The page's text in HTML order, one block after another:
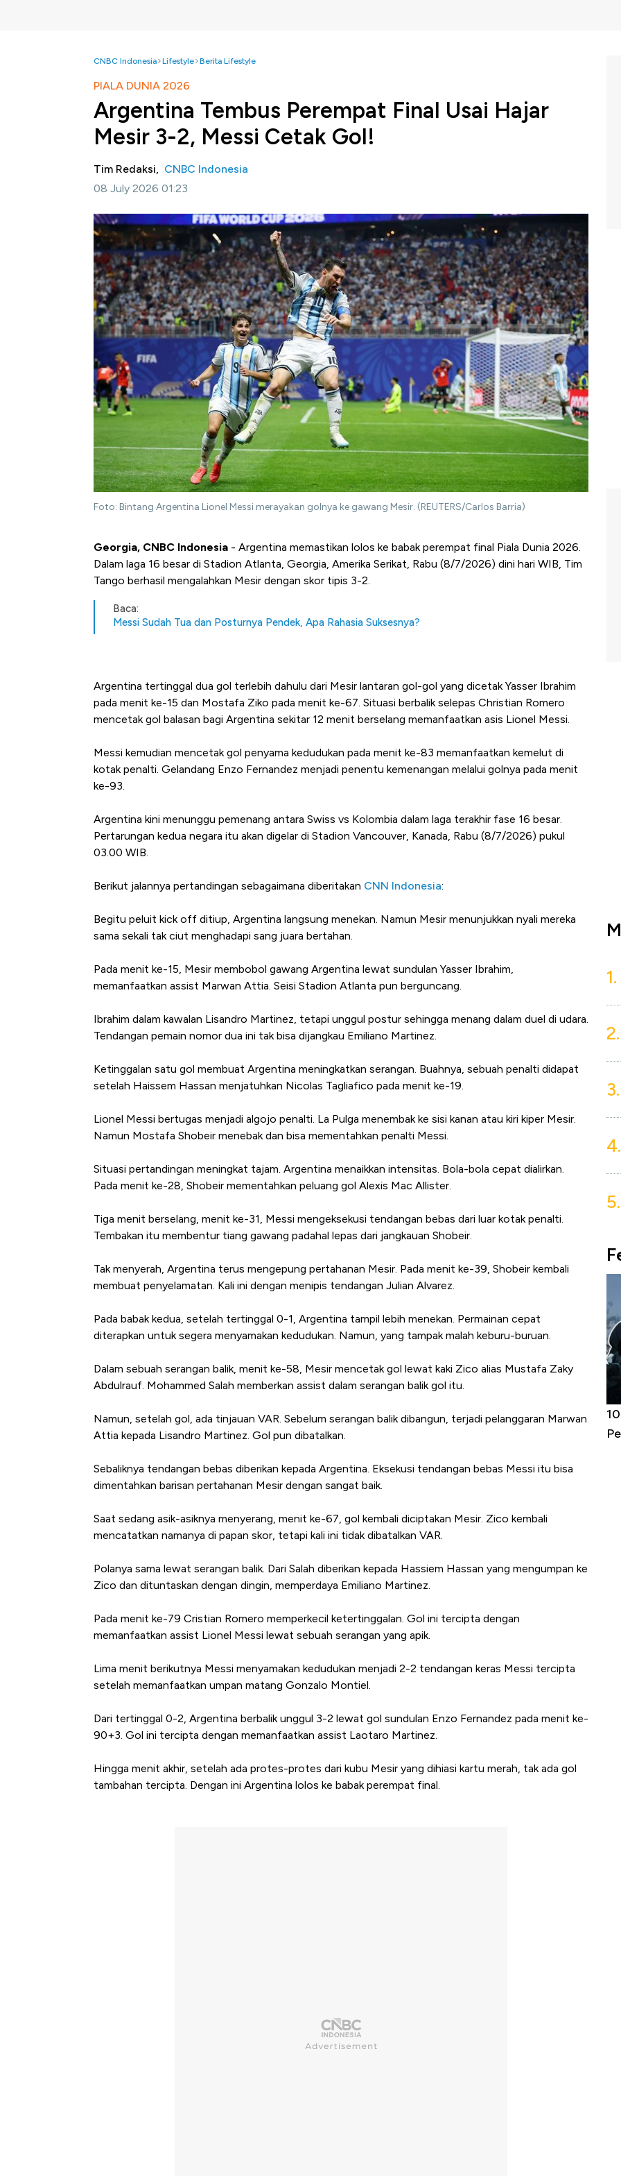
CNBC Indonesia Lifestyle Berita Lifestyle
PIALA DUNIA 2026
Argentina Tembus Perempat Final Usai Hajar
Mesir 3-2, Messi Cetak Gol!
Tim Redaksi, CNBC Indonesia
08 July 2026 01:23
Foto: Bintang Argentina Lionel Messi merayakan golnya ke gawang Mesir. (REUTERS/Carlos Barria)
Georgia, CNBC Indonesia - Argentina memastikan lolos ke babak perempat final Piala Dunia 2026.
Dalam laga 16 besar di Stadion Atlanta, Georgia, Amerika Serikat, Rabu (8/7/2026) dini hari WIB, Tim
Tango berhasil mengalahkan Mesir dengan skor tipis 3-2.
Baca:
Messi Sudah Tua dan Posturnya Pendek, Apa Rahasia Suksesnya?
Argentina tertinggal dua gol terlebih dahulu dari Mesir lantaran gol-gol yang dicetak Yasser Ibrahim
pada menit ke-15 dan Mostafa Ziko pada menit ke-67. Situasi berbalik selepas Christian Romero
mencetak gol balasan bagi Argentina sekitar 12 menit berselang memanfaatkan asis Lionel Messi.
Messi kemudian mencetak gol penyama kedudukan pada menit ke-83 memanfaatkan kemelut di
kotak penalti. Gelandang Enzo Fernandez menjadi penentu kemenangan melalui golnya pada menit
ke-93.
Argentina kini menunggu pemenang antara Swiss vs Kolombia dalam laga terakhir fase 16 besar.
Pertarungan kedua negara itu akan digelar di Stadion Vancouver, Kanada, Rabu (8/7/2026) pukul
03.00 WIB.
Berikut jalannya pertandingan sebagaimana diberitakan CNN Indonesia:
Begitu peluit kick off ditiup, Argentina langsung menekan. Namun Mesir menunjukkan nyali mereka
sama sekali tak ciut menghadapi sang juara bertahan.
Pada menit ke-15, Mesir membobol gawang Argentina lewat sundulan Yasser Ibrahim,
memanfaatkan assist Marwan Attia. Seisi Stadion Atlanta pun berguncang.
Ibrahim dalam kawalan Lisandro Martinez, tetapi unggul postur sehingga menang dalam duel di udara.
Tendangan pemain nomor dua ini tak bisa dijangkau Emiliano Martinez.
Ketinggalan satu gol membuat Argentina meningkatkan serangan. Buahnya, sebuah penalti didapat
setelah Haissem Hassan menjatuhkan Nicolas Tagliafico pada menit ke-19.
Lionel Messi bertugas menjadi algojo penalti. La Pulga menembak ke sisi kanan atau kiri kiper Mesir.
Namun Mostafa Shobeir menebak dan bisa mementahkan penalti Messi.
Situasi pertandingan meningkat tajam. Argentina menaikkan intensitas. Bola-bola cepat dialirkan.
Pada menit ke-28, Shobeir mementahkan peluang gol Alexis Mac Allister.
Tiga menit berselang, menit ke-31, Messi mengeksekusi tendangan bebas dari luar kotak penalti.
Tembakan itu membentur tiang gawang padahal lepas dari jangkauan Shobeir.
Tak menyerah, Argentina terus mengepung pertahanan Mesir. Pada menit ke-39, Shobeir kembali
membuat penyelamatan. Kali ini dengan menipis tendangan Julian Alvarez.
Pada babak kedua, setelah tertinggal 0-1, Argentina tampil lebih menekan. Permainan cepat
diterapkan untuk segera menyamakan kedudukan. Namun, yang tampak malah keburu-buruan.
Dalam sebuah serangan balik, menit ke-58, Mesir mencetak gol lewat kaki Zico alias Mustafa Zaky
Abdulrauf. Mohammed Salah memberkan assist dalam serangan balik gol itu.
Namun, setelah gol, ada tinjauan VAR. Sebelum serangan balik dibangun, terjadi pelanggaran Marwan
Attia kepada Lisandro Martinez. Gol pun dibatalkan.
Sebaliknya tendangan bebas diberikan kepada Argentina. Eksekusi tendangan bebas Messi itu bisa
dimentahkan barisan pertahanan Mesir dengan sangat baik.
Saat sedang asik-asiknya menyerang, menit ke-67, gol kembali diciptakan Mesir. Zico kembali
mencatatkan namanya di papan skor, tetapi kali ini tidak dibatalkan VAR.
Polanya sama lewat serangan balik. Dari Salah diberikan kepada Hassiem Hassan yang mengumpan ke
Zico dan dituntaskan dengan dingin, memperdaya Emiliano Martinez.
Pada menit ke-79 Cristian Romero memperkecil ketertinggalan. Gol ini tercipta dengan
memanfaatkan assist Lionel Messi lewat sebuah serangan yang apik.
Lima menit berikutnya Messi menyamakan kedudukan menjadi 2-2 tendangan keras Messi tercipta
setelah memanfaatkan umpan matang Gonzalo Montiel.
Dari tertinggal 0-2, Argentina berbalik unggul 3-2 lewat gol sundulan Enzo Fernandez pada menit ke-
90+3. Gol ini tercipta dengan memanfaatkan assist Laotaro Martinez.
Hingga menit akhir, setelah ada protes-protes dari kubu Mesir yang dihiasi kartu merah, tak ada gol
tambahan tercipta. Dengan ini Argentina lolos ke babak perempat final.
1.
2.
3.
4.
5.
Kongo Tutup Keran Ekspor, Harga
Tembaga Terbang ke Zona Berbahaya
Adu Panas Kinerja Emiten Minyak RI,